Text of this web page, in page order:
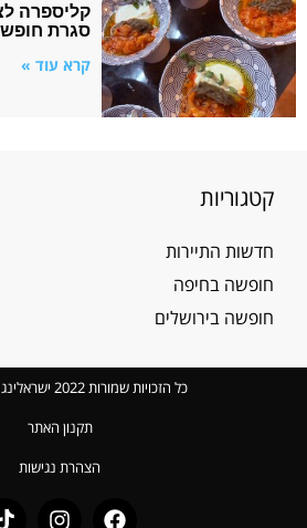
קליספרה
סגרת
קרא עוד »
קטגוריות
חדשות התיירות
חופשה בחיפה
חופשה בירושלים
כל הזכויות שמורות 2022 ישראלינג Israeling
תקנון האתר
הצהרת נגישות